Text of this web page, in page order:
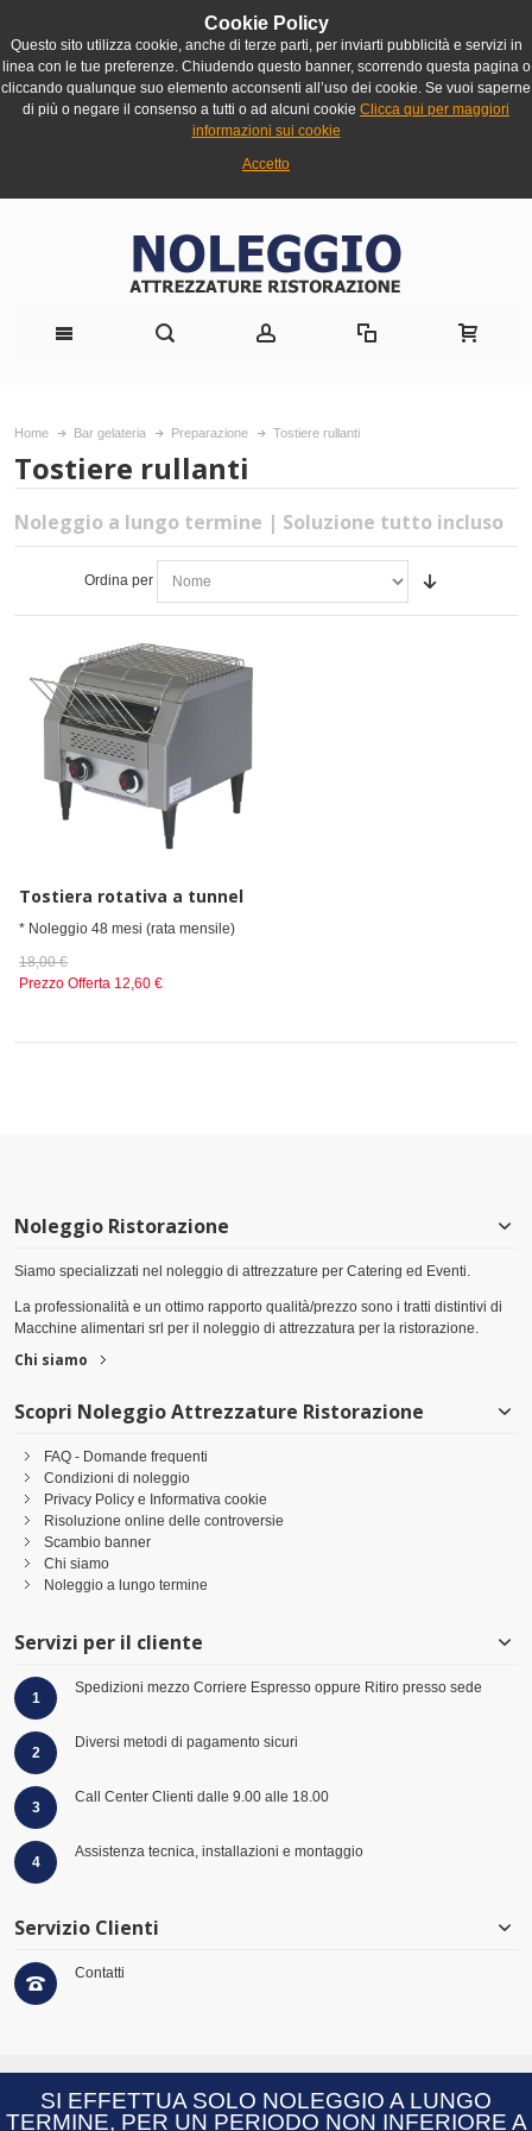
Cookie Policy
Questo sito utilizza cookie, anche di terze parti, per inviarti pubblicità e servizi in
linea con le tue preferenze. Chiudendo questo banner, scorrendo questa pagina o
cliccando qualunque suo elemento acconsenti all’uso dei cookie. Se vuoi saperne
di più o negare il consenso a tutti o ad alcuni cookie Clicca qui per maggiori
informazioni sui cookie
Accetto
Home Bar gelateria Preparazione Tostiere rullanti
Tostiere rullanti
Noleggio a lungo termine | Soluzione tutto incluso
Ordina per
Tostiera rotativa a tunnel
* Noleggio 48 mesi (rata mensile)
18,00 €
Prezzo Offerta 12,60 €
Noleggio Ristorazione
Siamo specializzati nel noleggio di attrezzature per Catering ed Eventi.
La professionalità e un ottimo rapporto qualità/prezzo sono i tratti distintivi di
Macchine alimentari srl per il noleggio di attrezzatura per la ristorazione.
Chi siamo
Scopri Noleggio Attrezzature Ristorazione
FAQ - Domande frequenti
Condizioni di noleggio
Privacy Policy e Informativa cookie
Risoluzione online delle controversie
Scambio banner
Chi siamo
Noleggio a lungo termine
Servizi per il cliente
1
Spedizioni mezzo Corriere Espresso oppure Ritiro presso sede
2
Diversi metodi di pagamento sicuri
3
Call Center Clienti dalle 9.00 alle 18.00
4
Assistenza tecnica, installazioni e montaggio
Servizio Clienti
Contatti
© 2026 Virtus Group GmbH Hüserstraße 53 -59075 - Hamm- Germany - +49 (0)
2381 97371-0 - VAT: DE814055285 |W3C XHTML|W3C CSS
SI EFFETTUA SOLO NOLEGGIO A LUNGO
TERMINE, PER UN PERIODO NON INFERIORE A